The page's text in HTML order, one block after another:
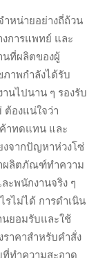
ำหน่ายอย่างถี่ถ้วน
การแพทย์ และ
นที่ผลิตของผู้
าพกำลังได้รับ
นไปนาน ๆ รองรับ
ต้องแน่ใจว่า
าทดแทน และ
งจากปัญหาห่วงโซ่
ผลิตภัณฑ์ทำความ
ะพนักงานจริง ๆ
รไม่ได้ การดำเนิน
ยอมรับและใช้
าคาสำหรับคำสั่ง
ทำความสะอาด